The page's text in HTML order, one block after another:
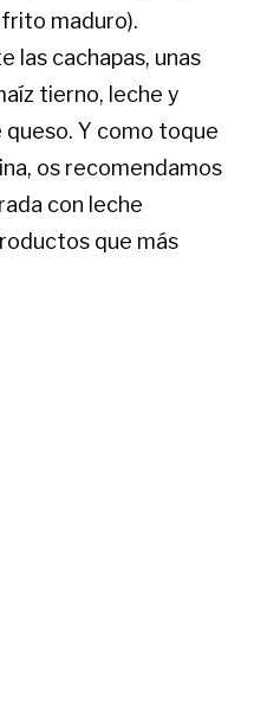
maduro).
las cachapas, unas
tierno, leche y
queso. Y como toque
os recomendamos
con leche
que más